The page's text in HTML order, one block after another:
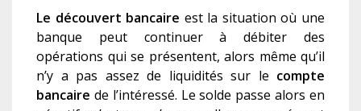
Le découvert bancaire est la situation où une
banque peut continuer à débiter des
opérations qui se présentent, alors même qu’il
n’y a pas assez de liquidités sur le compte
bancaire de l’intéressé. Le solde passe alors en